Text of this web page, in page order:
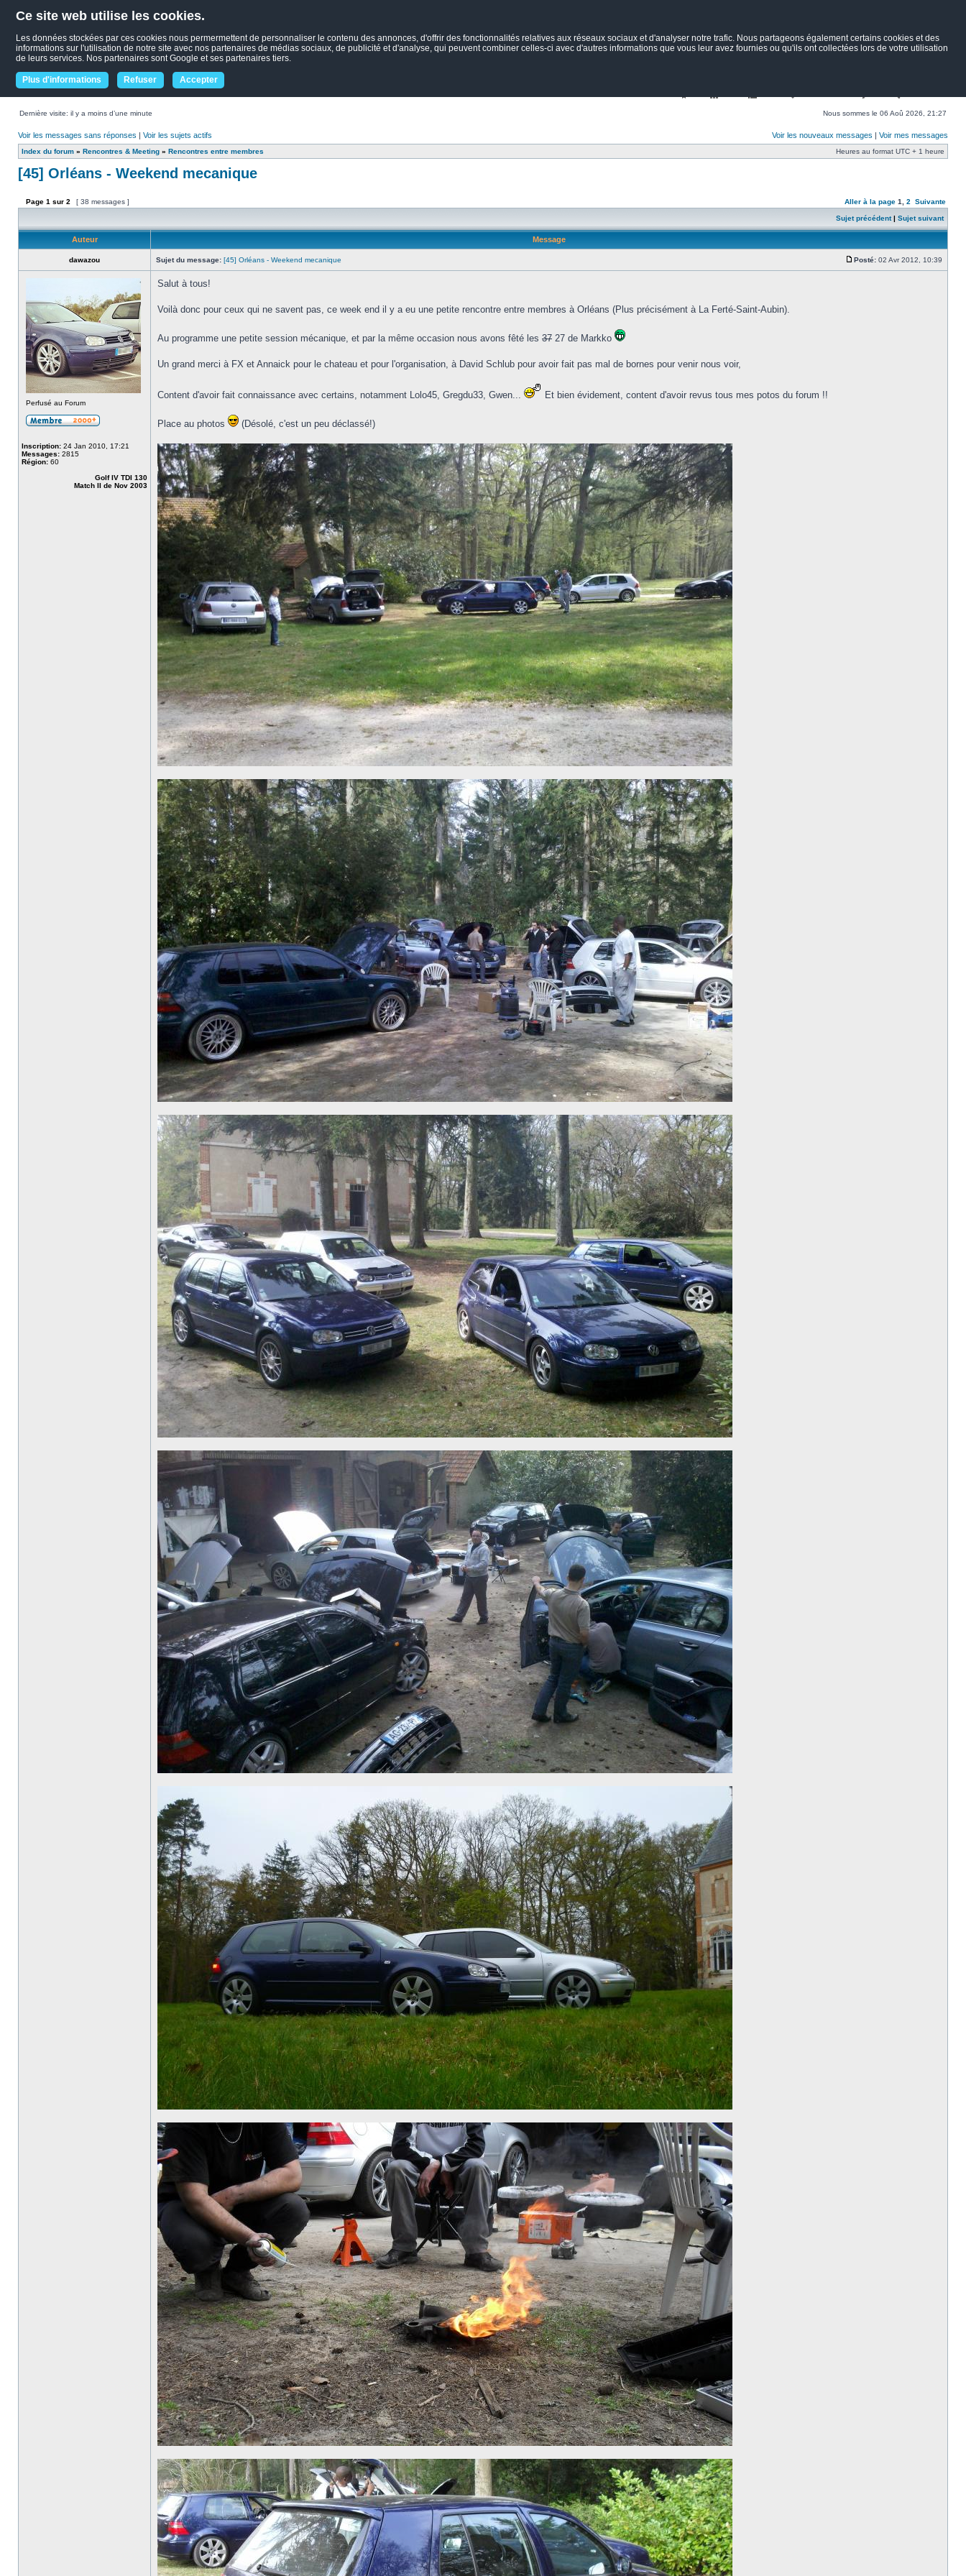
Ce site web utilise les cookies.
Les données stockées par ces cookies nous permermettent de personnaliser le contenu des annonces, d'offrir des fonctionnalités relatives aux réseaux sociaux et d'analyser notre trafic. Nous partageons également certains cookies et des
informations sur l'utilisation de notre site avec nos partenaires de médias sociaux, de publicité et d'analyse, qui peuvent combiner celles-ci avec d'autres informations que vous leur avez fournies ou qu'ils ont collectées lors de votre utilisation
de leurs services. Nos partenaires sont Google et ses partenaires tiers.
Plus d'informations Refuser Accepter
Dernière visite: il y a moins d’une minute Nous sommes le 06 Aoû 2026, 21:27
Voir les messages sans réponses | Voir les sujets actifs Voir les nouveaux messages | Voir mes messages
Index du forum » Rencontres & Meeting » Rencontres entre membres Heures au format UTC + 1 heure
[45] Orléans - Weekend mecanique
Page 1 sur 2 [ 38 messages ] Aller à la page 1 2 Suivante
Sujet précédent| Sujet suivant
Auteur Message
dawazou Sujet du message: [45] Orléans - Weekend mecanique Posté: 02 Avr 2012, 10:39
Perfusé au Forum
Inscription: 24 Jan 2010, 17:21
Messages: 2815
Région: 60
Golf IV TDI 130
Match II de Nov 2003
Salut à tous!
Voilà donc pour ceux qui ne savent pas, ce week end il y a eu une petite rencontre entre membres à Orléans (Plus précisément à La Ferté-Saint-Aubin).
Au programme une petite session mécanique, et par la même occasion nous avons fêté les 37 27 de Markko
Un grand merci à FX et Annaick pour le chateau et pour l'organisation, à David Schlub pour avoir fait pas mal de bornes pour venir nous voir,
Content d'avoir fait connaissance avec certains, notamment Lolo45, Gregdu33, Gwen... Et bien évidement, content d'avoir revus tous mes potos du forum !!
Place au photos (Désolé, c'est un peu déclassé!)